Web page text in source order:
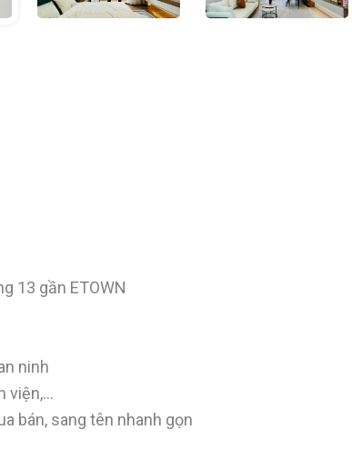
13 gần ETOWN
ninh
viện,…
bán, sang tên nhanh gọn